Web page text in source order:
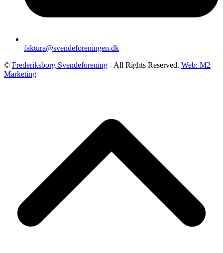
faktura@svendeforeningen.dk
© Frederiksborg Svendeforening - All Rights Reserved. Web: M2
Marketing